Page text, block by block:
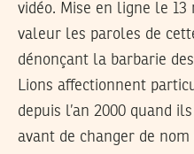
vidéo. Mise en ligne le
valeur les paroles de
dénonçant la barbarie
Lions affectionnent
depuis l’an 2000 quand
avant de changer de